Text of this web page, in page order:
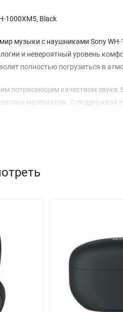
1000XM5, Black
музыки с наушниками Sony
и невероятный уровень
полностью погрузиться в
потрясающим качеством
материалов. С поддержкой
процессоры обработки и
превратить даже сжатое
среди наушников в своем
музыки. А если уровень
с вами везде и всегда.